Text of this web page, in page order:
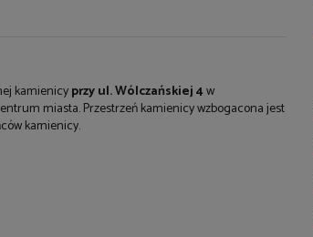
kamienicyprzy ul. Wólczańskiej 4w
miasta. Przestrzeń kamienicy wzbogacona jest
kamienicy.